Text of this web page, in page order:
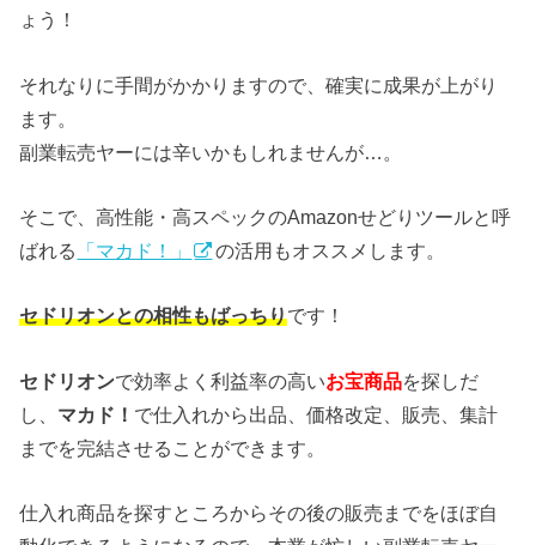
ょう！
それなりに手間がかかりますので、確実に成果が上がり
ます。
副業転売ヤーには辛いかもしれませんが…。
そこで、高性能・高スペックのAmazonせどりツールと呼
ばれる
「マカド！」 の活用もオススメします。
セドリオンとの相性もばっちりです！
セドリオンで効率よく利益率の高いお宝商品を探しだ
し、 マカド！ で仕入れから出品、価格改定、販売、集計
までを完結させることができます。
仕入れ商品を探すところからその後の販売までをほぼ自